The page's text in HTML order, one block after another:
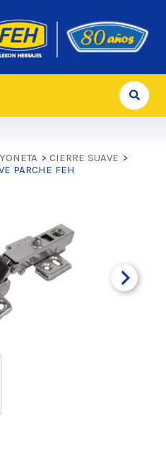
> CIERRE SUAVE >
PARCHE FEH